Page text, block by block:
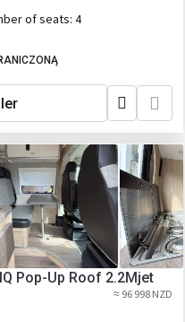
of seats: 4
Carabus 600 MQ Pop-Up Roof 2.2Mjet
≈ 96 998 NZD